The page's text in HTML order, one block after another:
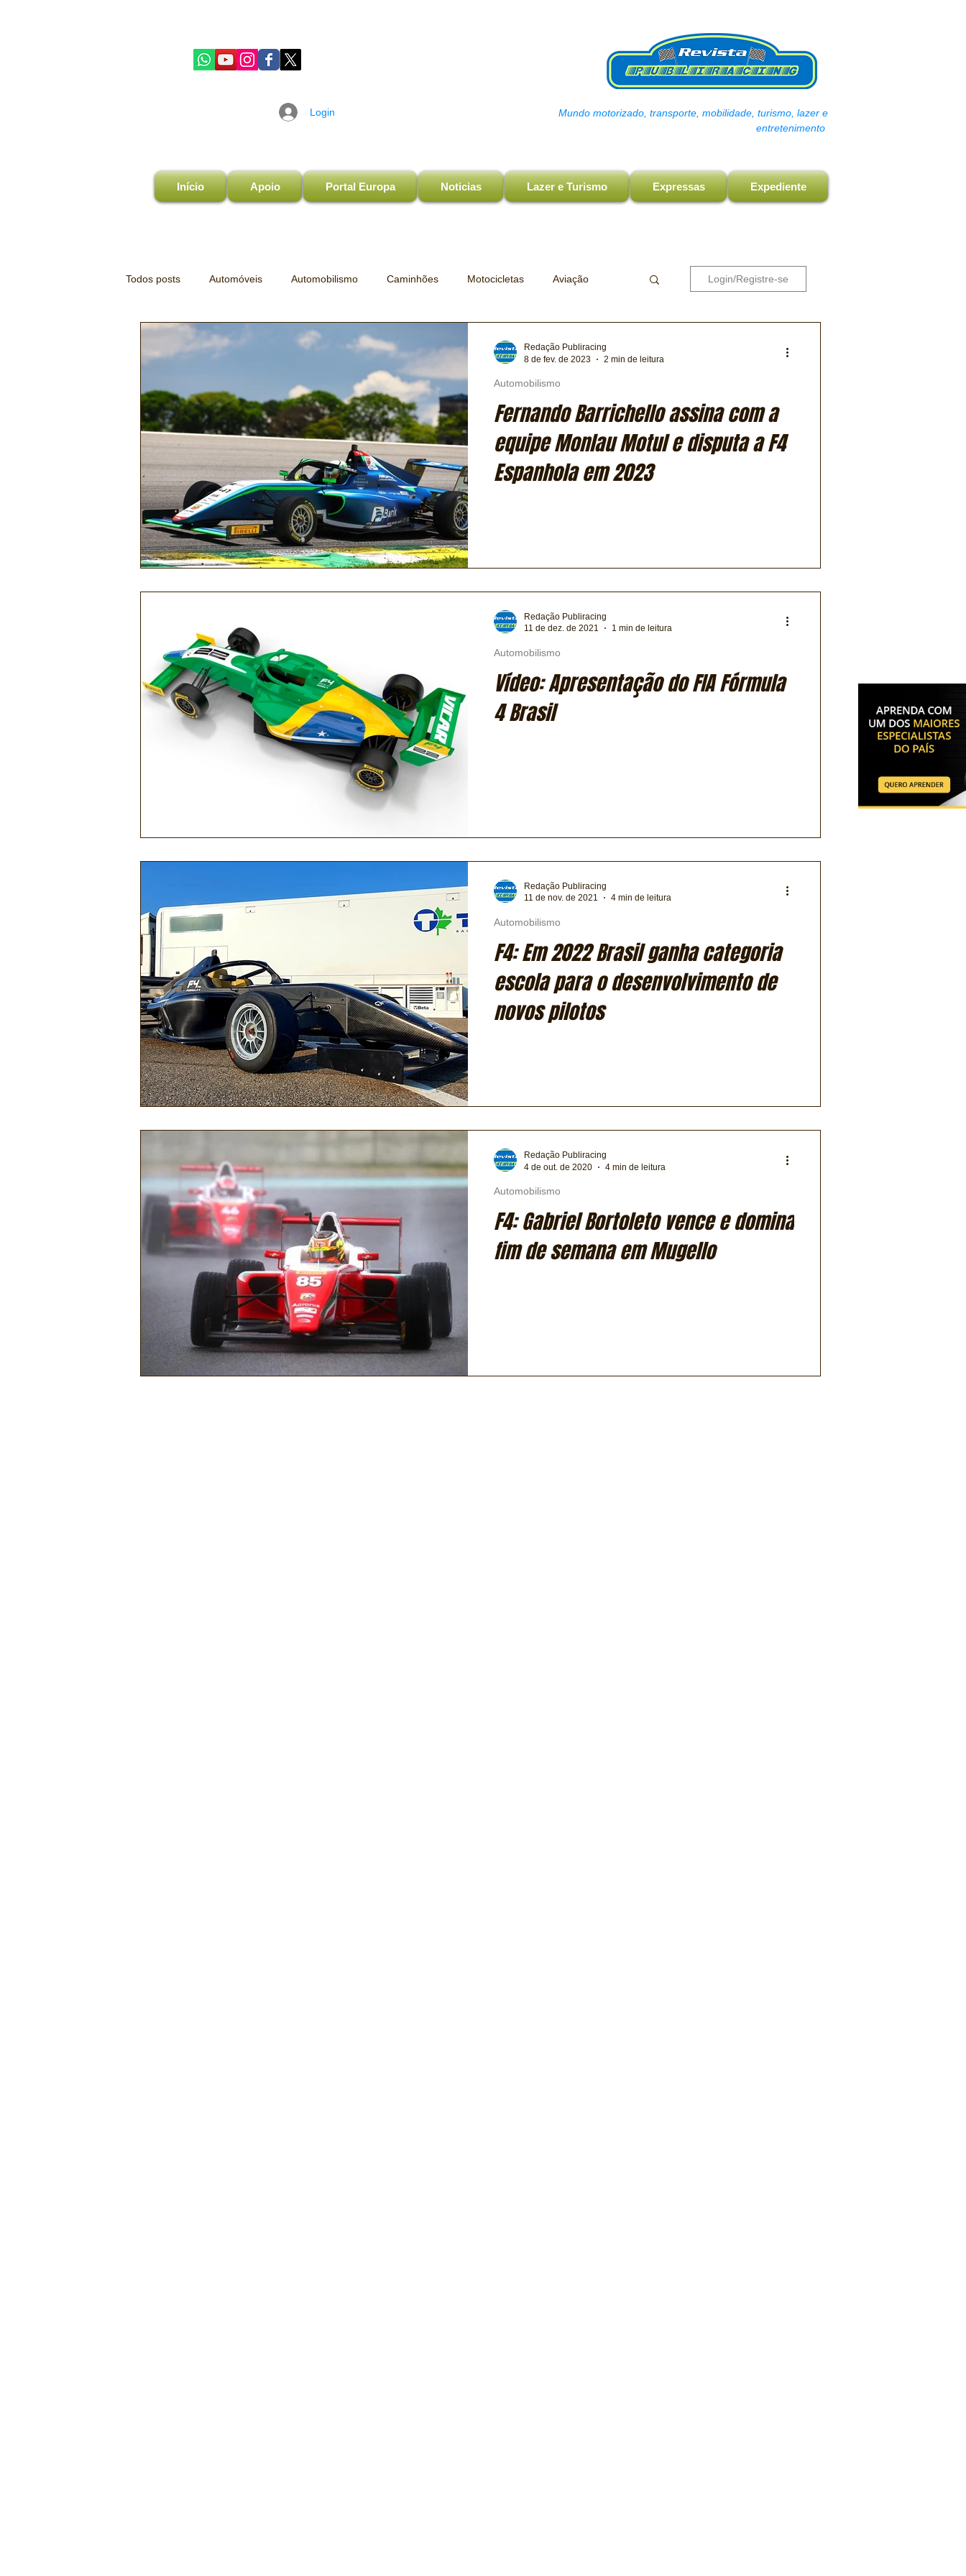
Login
Mundo motorizado, transporte, mobilidade, turismo, lazer e
entretenimento
Início Apoio Portal Europa Noticias Lazer e Turismo Expressas Expediente
Todos posts Automóveis Automobilismo Caminhões Motocicletas Aviação
Turismo Lazer Transporte
Mecânica e Peças Segurança Testes e Comparativos
Energia Tecnologia Financeiro Logística Expressas Clássicos
Reportagem Virtual / Jogos Exclusiva Bicicletas
Hobby Quadrículos
Login/Registre-se
Fernando Barrichello assina com a
equipe Monlau Motul e disputa a F4
Espanhola em 2023
Automobilismo
Redação Publiracing
8 de fev. de 2023
2 min de leitura
Vídeo: Apresentação do FIA Fórmula
4 Brasil
Automobilismo
Redação Publiracing
11 de dez. de 2021
1 min de leitura
F4: Em 2022 Brasil ganha categoria
escola para o desenvolvimento de
novos pilotos
Automobilismo
Redação Publiracing
11 de nov. de 2021
4 min de leitura
F4: Gabriel Bortoleto vence e domina
fim de semana em Mugello
Automobilismo
Redação Publiracing
4 de out. de 2020
4 min de leitura